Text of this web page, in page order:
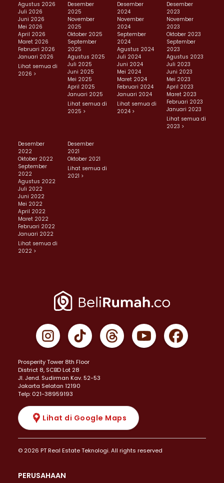
Agustus 2026
Juli 2026
Juni 2026
Mei 2026
April 2026
Maret 2026
Februari 2026
Januari 2026
Lihat semua di
2026 >
Desember
2025
November
2025
Oktober 2025
September
2025
Agustus 2025
Juli 2025
Juni 2025
Mei 2025
April 2025
Januari 2025
Lihat semua di
2025 >
Desember
2024
November
2024
September
2024
Agustus 2024
Juli 2024
Juni 2024
Mei 2024
Maret 2024
Februari 2024
Januari 2024
Lihat semua di
2024 >
Desember
2023
November
2023
Oktober 2023
September
2023
Agustus 2023
Juli 2023
Juni 2023
Mei 2023
April 2023
Maret 2023
Februari 2023
Januari 2023
Lihat semua di
2023 >
Desember
2022
Oktober 2022
September
2022
Agustus 2022
Juli 2022
Juni 2022
Mei 2022
April 2022
Maret 2022
Februari 2022
Januari 2022
Lihat semua di
2022 >
Desember
2021
Oktober 2021
Lihat semua di
2021 >
Prosperity Tower 8th Floor
District 8, SCBD Lot 28
JI. Jend. Sudirman Kav. 52-53
Jakarta Selatan 12190
Telp: 021-38959193
Lihat di Google Maps
© 2026 PT Real Estate Teknologi. All rights reserved
PERUSAHAAN